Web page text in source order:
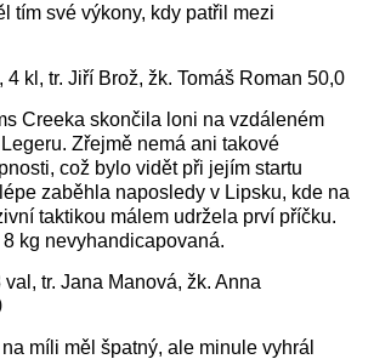
tím své výkony, kdy patřil mezi
4 kl, tr. Jiří Brož, žk. Tomáš Roman 50,0
Creeka skončila loni na vzdáleném
Zřejmě nemá ani takové
což bylo vidět při jejím startu
zaběhla naposledy v Lipsku, kde na
taktikou málem udržela prví příčku.
kg nevyhandicapovaná.
val, tr. Jana Manová, žk. Anna
míli měl špatný, ale minule vyhrál